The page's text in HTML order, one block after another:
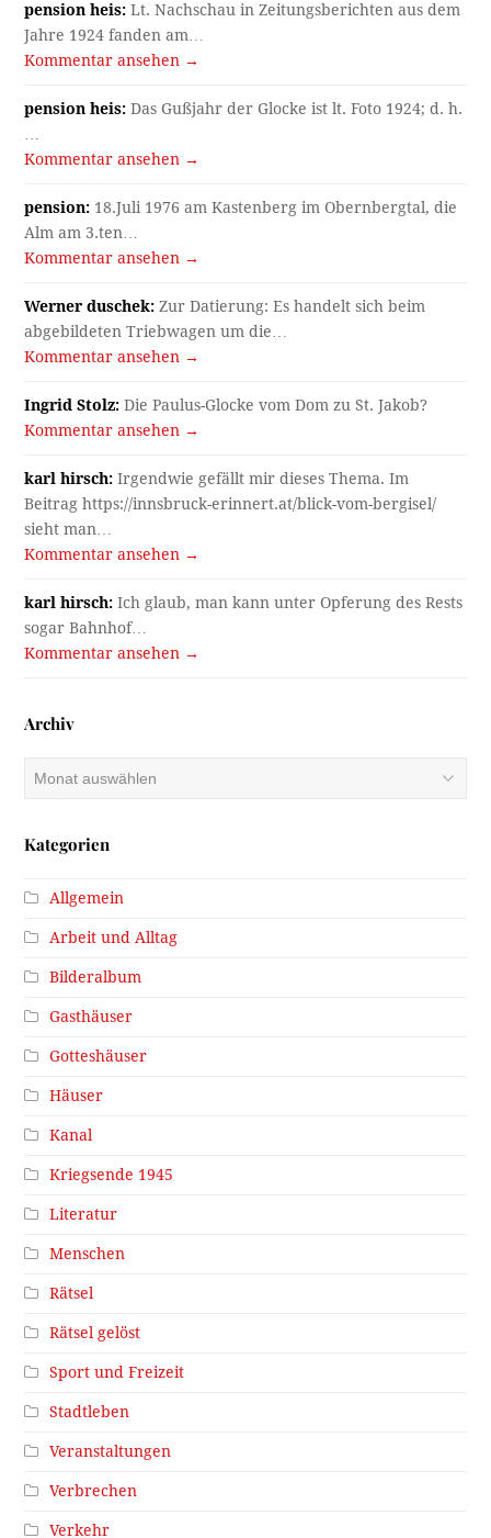
pension heis: Lt. Nachschau in Zeitungsberichten aus dem
Jahre 1924 fanden am…
Kommentar ansehen →
pension heis: Das Gußjahr der Glocke ist lt. Foto 1924; d. h.
…
Kommentar ansehen →
pension: 18.Juli 1976 am Kastenberg im Obernbergtal, die
Alm am 3.ten…
Kommentar ansehen →
Werner duschek: Zur Datierung: Es handelt sich beim
abgebildeten Triebwagen um die…
Kommentar ansehen →
Ingrid Stolz: Die Paulus-Glocke vom Dom zu St. Jakob?
Kommentar ansehen →
karl hirsch: Irgendwie gefällt mir dieses Thema. Im
Beitrag https://innsbruck-erinnert.at/blick-vom-bergisel/
sieht man…
Kommentar ansehen →
karl hirsch: Ich glaub, man kann unter Opferung des Rests
sogar Bahnhof…
Kommentar ansehen →
Archiv
Archiv
Kategorien
Allgemein
Arbeit und Alltag
Bilderalbum
Gasthäuser
Gotteshäuser
Häuser
Kanal
Kriegsende 1945
Literatur
Menschen
Rätsel
Rätsel gelöst
Sport und Freizeit
Stadtleben
Veranstaltungen
Verbrechen
Verkehr